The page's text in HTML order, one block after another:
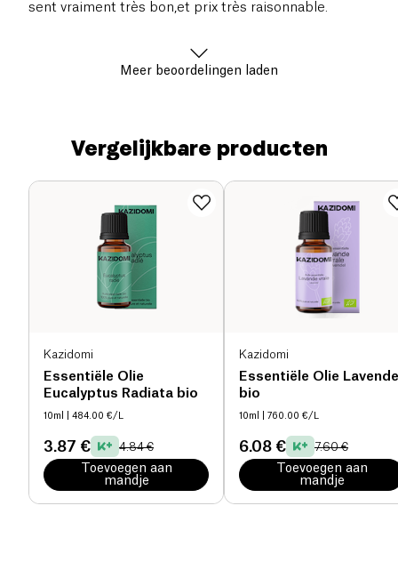
sent vraiment très bon,et prix très raisonnable.
Meer beoordelingen laden
Vergelijkbare producten
Kazidomi
Essentiële Olie
Eucalyptus Radiata bio
10ml | 484.00 €/L
3.87 € 4.84 €
Toevoegen aan
mandje
Kazidomi
Essentiële Olie
bio
10ml | 760.00 €/L
6.08 € 7.60 €
Toevoegen aan
mandje